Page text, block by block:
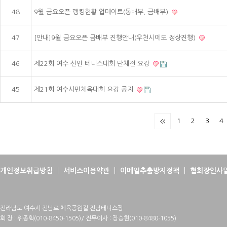
48 9월 금요오픈 랭킹현황 업데이트(동배부, 금배부)
47 [안내]9월 금요오픈 금배부 진행안내(우천시에도 정상진행)
46 제22회 여수 신인 테니스대회 단체전 요강
45 제21회 여수시민체육대회 요강 공지
1 2 3 4
개인정보취급방침 서비스이용약관 이메일추출방지정책 협회장인사
전라남도 여수시 진남로 체육공원길 진남테니스장
회 장 : 위종혁(010-8450-1505)/ 전무이사 : 장승현(010-8480-1055)